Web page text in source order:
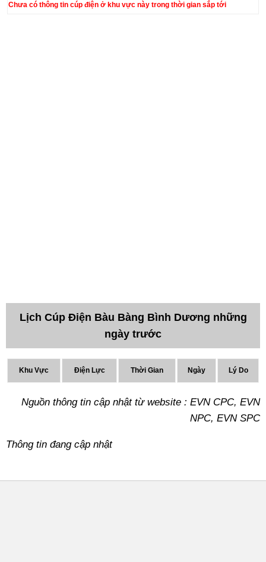
Chưa có thông tin cúp điện ở khu vực này trong thời gian sắp tới
Lịch Cúp Điện Bàu Bàng Bình Dương những
ngày trước
Khu Vực Điện Lực Thời Gian Ngày Lý Do
Nguồn thông tin cập nhật từ website : EVN CPC, EVN
NPC, EVN SPC
Thông tin đang cập nhật